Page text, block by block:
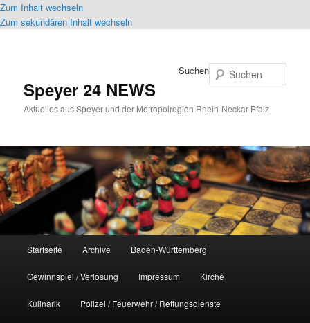
Zum Inhalt wechseln
Zum sekundären Inhalt wechseln
Speyer 24 NEWS
Aktuelles aus Speyer und der Metropolregion Rhein-Neckar-Pfalz
Suchen
Startseite Archive Baden-Württemberg
Gewinnspiel / Verlosung Impressum Kirche
Kulinarik Polizei / Feuerwehr / Rettungsdienste